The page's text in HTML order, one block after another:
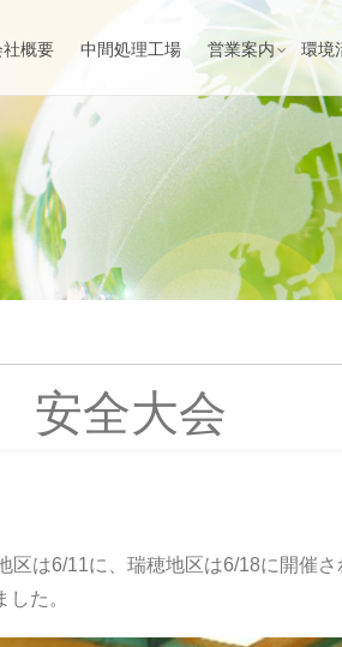
社概要 中間処理工場 営業案内 環境
安全大会
区は6/11に、瑞穂地区は6/18に開催
た。